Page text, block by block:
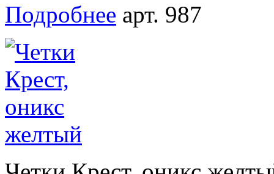
Подробнее арт. 987